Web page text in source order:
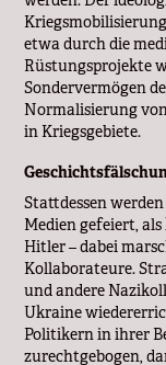
etwa durch die
Rüstungsprojekte
Sondervermögen
Normalisierung
in Kriegsgebiete.
Stattdessen
Medien gefeiert,
Hitler – dabei
Kollaborateure.
und andere
Ukraine
Politikern in ihrer
zurechtgebogen,